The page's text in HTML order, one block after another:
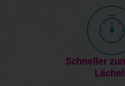
Schneller
Lächeln
Sie sind